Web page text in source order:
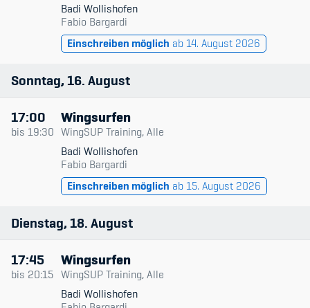
Badi Wollishofen
Fabio Bargardi
Einschreiben möglich ab 14. August 2026
Sonntag 16 August
17:00
bis 19:30
Wingsurfen
WingSUP Training, Alle
Badi Wollishofen
Fabio Bargardi
Einschreiben möglich ab 15. August 2026
Dienstag 18 August
17:45
bis 20:15
Wingsurfen
WingSUP Training, Alle
Badi Wollishofen